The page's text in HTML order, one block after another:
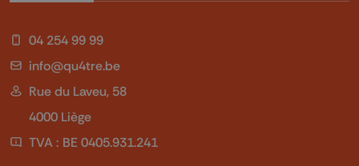
04 254 99 99
info@qu4tre.be
Rue du Laveu, 58
4000 Liège
TVA : BE 0405.931.241